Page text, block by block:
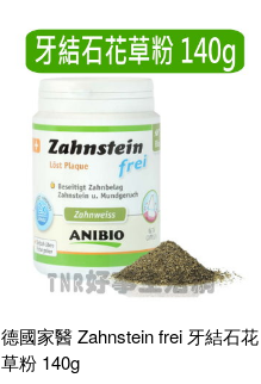
德國家醫 Zahnstein frei 牙結石花
草粉 140g